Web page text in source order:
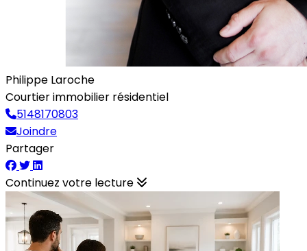
Philippe Laroche
Courtier immobilier résidentiel
5148170803
Joindre
Partager
Continuez votre lecture